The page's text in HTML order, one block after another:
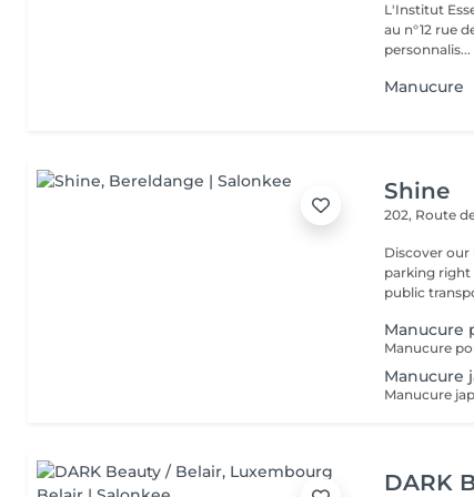
L'Institut
au n°12 rue de la
personnalis...
Manucure
Shine
202, Route
Discover our
parking right
public
Manucure
Manucure
DARK